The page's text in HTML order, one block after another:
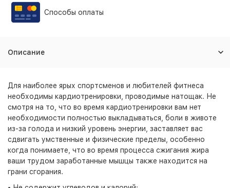
Способы оплаты
Описание
Для наиболее ярых спортсменов и любителей фитнеса
необходимы кардиотренировки, проводимые натощак. Не
смотря на то, что во время кардиотренировки вам нет
необходимости полностью выкладываться, боли в животе
из-за голода и низкий уровень энергии, заставляет вас
сдвигать умственные и физические пределы, особенно
когда понимаете, что во время процесса сжигания жира
ваши трудом заработанные мышцы также находится на
грани сгорания.